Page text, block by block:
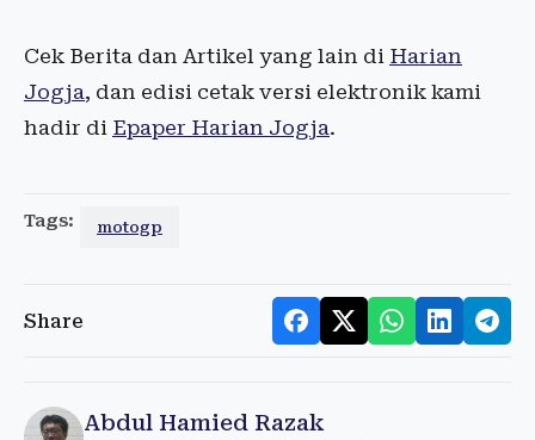
Cek Berita dan Artikel yang lain di Harian
Jogja, dan edisi cetak versi elektronik kami
hadir di Epaper Harian Jogja.
Tags: motogp
Share
Abdul Hamied Razak